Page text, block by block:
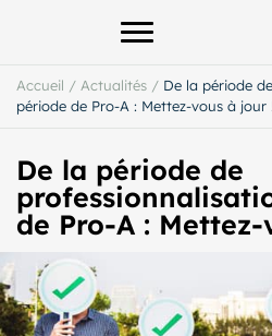
Afficher le menu
Accueil / Actualités / De la période
période de Pro-A : Mettez-vous à jour
De la période de
de Pro-A :